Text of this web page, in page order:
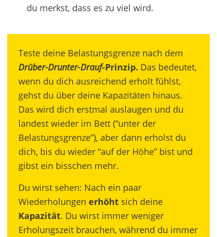
du merkst, dass es zu viel wird.
Teste deine Belastungsgrenze nach dem
Drüber-Drunter-Drauf-Prinzip. Das bedeutet,
wenn du dich ausreichend erholt fühlst,
gehst du über deine Kapazitäten hinaus.
Das wird dich erstmal auslaugen und du
landest wieder im Bett (“unter der
Belastungsgrenze”), aber dann erholst du
dich, bis du wieder “auf der Höhe” bist und
gibst ein bisschen mehr.
Du wirst sehen: Nach ein paar
Wiederholungen erhöht sich deine
Kapazität. Du wirst immer weniger
Erholungszeit brauchen, während du immer